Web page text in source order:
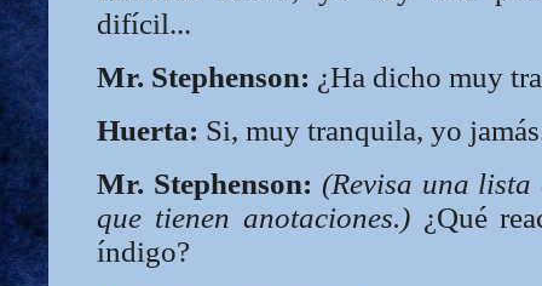
difícil...
Mr. Stephenson: ¿Ha dicho muy
Huerta: Si, muy tranquila, yo
Mr. Stephenson: (Revisa una
que tienen anotaciones.)¿Qué
índigo?